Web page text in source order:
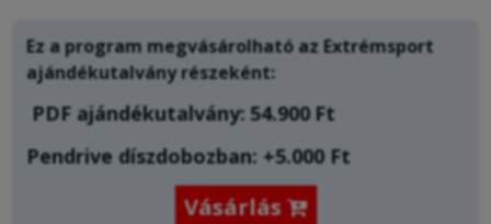
Ez a program megvásárolható az Extrémsport
ajándékutalvány részeként:
PDF ajándékutalvány: 54.900 Ft
Pendrive díszdobozban: +5.000 Ft
Vásárlás 